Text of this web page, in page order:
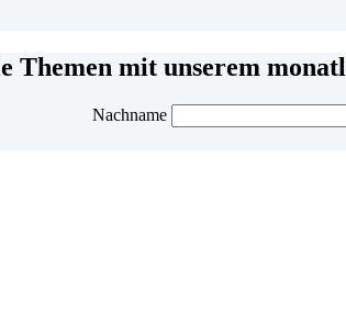
mit unserem
Nachname